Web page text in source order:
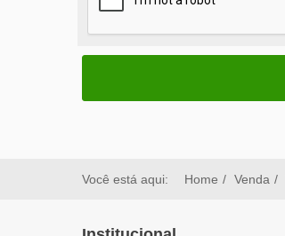
Você está aqui: Home Venda